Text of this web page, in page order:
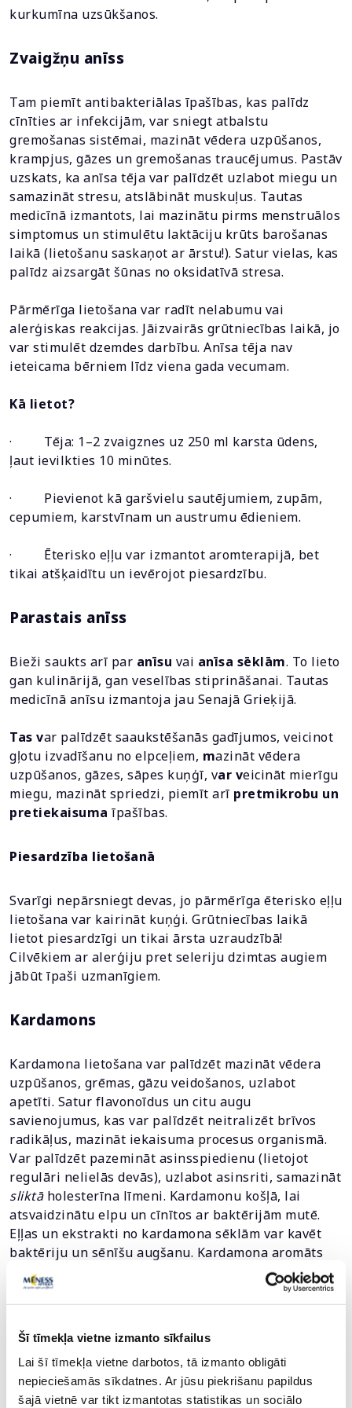
Šī tīmekļa vietne izmanto sīkfailus
Lai šī tīmekļa vietne darbotos, tā izmanto obligāti
nepieciešamās sīkdatnes. Ar jūsu piekrišanu papildus
šajā vietnē var tikt izmantotas statistikas un sociālo
kurkumīna uzsūkšanos.
Zvaigžņu anīss
Tam piemīt antibakteriālas īpašības, kas palīdz
cīnīties ar infekcijām, var sniegt atbalstu
gremošanas sistēmai, mazināt vēdera uzpūšanos,
krampjus, gāzes un gremošanas traucējumus. Pastāv
uzskats, ka anīsa tēja var palīdzēt uzlabot miegu un
samazināt stresu, atslābināt muskuļus. Tautas
medicīnā izmantots, lai mazinātu pirms menstruālos
simptomus un stimulētu laktāciju krūts barošanas
laikā (lietošanu saskaņot ar ārstu!). Satur vielas, kas
palīdz aizsargāt šūnas no oksidatīvā stresa.
Pārmērīga lietošana var radīt nelabumu vai
alerģiskas reakcijas. Jāizvairās grūtniecības laikā, jo
var stimulēt dzemdes darbību. Anīsa tēja nav
ieteicama bērniem līdz viena gada vecumam.
Kā lietot?
· Tēja: 1–2 zvaigznes uz 250 ml karsta ūdens,
ļaut ievilkties 10 minūtes.
· Pievienot kā garšvielu sautējumiem, zupām,
cepumiem, karstvīnam un austrumu ēdieniem.
· Ēterisko eļļu var izmantot aromterapijā, bet
tikai atšķaidītu un ievērojot piesardzību.
Parastais anīss
Bieži saukts arī par anīsu vai anīsa sēklām. To lieto
gan kulinārijā, gan veselības stiprināšanai. Tautas
medicīnā anīsu izmantoja jau Senajā Grieķijā.
Tas var palīdzēt saaukstēšanās gadījumos, veicinot
gļotu izvadīšanu no elpceļiem, mazināt vēdera
uzpūšanos, gāzes, sāpes kuņģī, var veicināt mierīgu
miegu, mazināt spriedzi, piemīt arī pretmikrobu un
pretiekaisuma īpašības.
Piesardzība lietošanā
Svarīgi nepārsniegt devas, jo pārmērīga ēterisko eļļu
lietošana var kairināt kuņģi. Grūtniecības laikā
lietot piesardzīgi un tikai ārsta uzraudzībā!
Cilvēkiem ar alerģiju pret seleriju dzimtas augiem
jābūt īpaši uzmanīgiem.
Kardamons
Kardamona lietošana var palīdzēt mazināt vēdera
uzpūšanos, grēmas, gāzu veidošanos, uzlabot
apetīti. Satur flavonoīdus un citu augu
savienojumus, kas var palīdzēt neitralizēt brīvos
radikāļus, mazināt iekaisuma procesus organismā.
Var palīdzēt pazemināt asinsspiedienu (lietojot
regulāri nelielās devās), uzlabot asinsriti, samazināt
sliktāholesterīna līmeni. Kardamonu košļā, lai
atsvaidzinātu elpu un cīnītos ar baktērijām mutē.
Eļļas un ekstrakti no kardamona sēklām var kavēt
baktēriju un sēnīšu augšanu. Kardamona aromāts
un sastāvdaļas var palīdzēt mazināt stresu, trauksmi
un nogurumu.
Piesardzība
Kardamonu droši var lietot pārtikā, taču lielās devās
(piemēram, uztura bagātinātāju formā) tas var